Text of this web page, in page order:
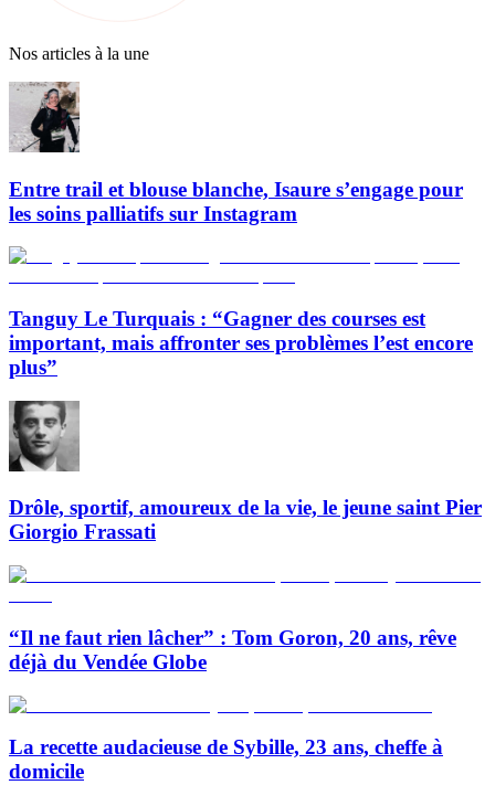
Nos articles à la une
Entre trail et blouse blanche, Isaure s’engage pour
les soins palliatifs sur Instagram
Tanguy Le Turquais : “Gagner des courses est
important, mais affronter ses problèmes l’est encore
plus”
Drôle, sportif, amoureux de la vie, le jeune saint Pier
Giorgio Frassati
“Il ne faut rien lâcher” : Tom Goron, 20 ans, rêve
déjà du Vendée Globe
La recette audacieuse de Sybille, 23 ans, cheffe à
domicile